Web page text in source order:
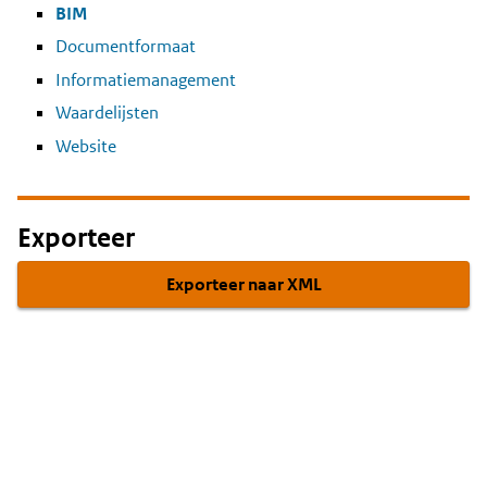
BIM
Documentformaat
Informatiemanagement
Waardelijsten
Website
Exporteer
Exporteer naar XML